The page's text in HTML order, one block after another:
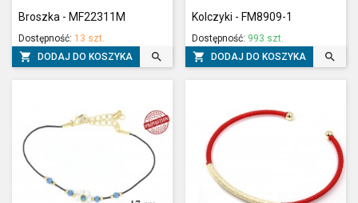
Broszka - MF22311M
Dostępność: 13 szt.
 DODAJ DO KOSZYKA 
Kolczyki - FM8909-1
Dostępność: 993 szt.
 DODAJ DO KOSZYKA 